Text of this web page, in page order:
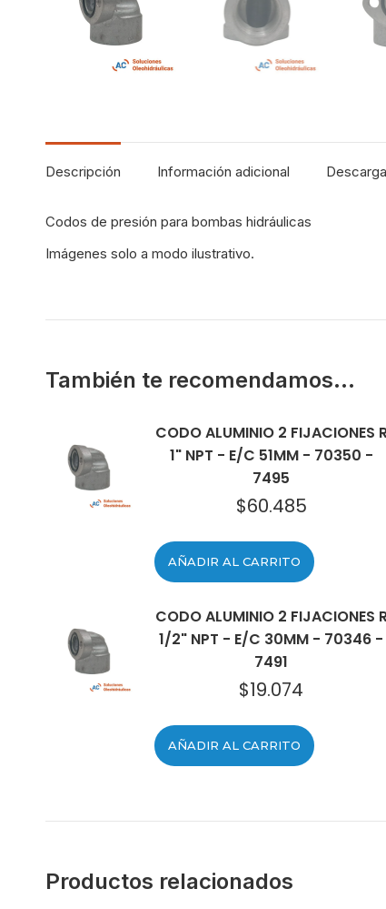
Descripción Información adicional
Codos de presión para bombas hidráulicas
Imágenes solo a modo ilustrativo.
También te recomendamos…
CODO ALUMINIO 2 FIJACIONES
1" NPT - E/C 51MM - 70350 -
7495
$60.485
AÑADIR AL CARRITO
CODO ALUMINIO 2 FIJACIONES
1/2" NPT - E/C 30MM - 70346 -
7491
$19.074
AÑADIR AL CARRITO
Productos relacionados